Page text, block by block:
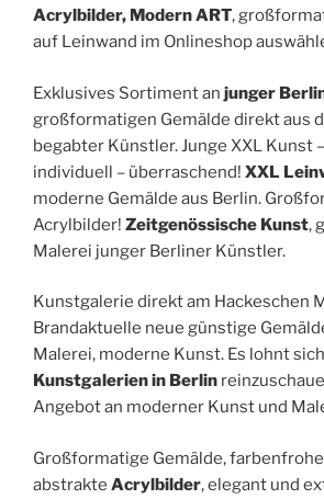
Acrylbilder, Modern ART,
auf Leinwand im Onlineshop
Exklusives Sortiment an junger
großformatigen Gemälde direkt aus
begabter Künstler. Junge XXL Kunst
individuell – überraschend! XXL
moderne Gemälde aus Berlin.
Acrylbilder! Zeitgenössische Kunst,
Malerei junger Berliner Künstler.
Kunstgalerie direkt am Hackeschen
Brandaktuelle neue günstige
Malerei, moderne Kunst. Es lohnt
Kunstgalerien in Berlin
Angebot an moderner Kunst und
Großformatige Gemälde,
abstrakte Acrylbilder, elegant und